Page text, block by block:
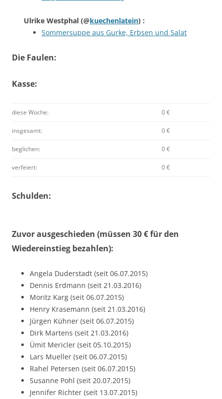
Ulrike Westphal (@kuechenlatein) :
Sommersuppe aus Gurke, Erbsen und Salat
Die Faulen:
Kasse:
diese Woche: 0 €
insgesamt: 0 €
beglichen: 0 €
verfeiert: 0 €
Schulden:
Zuvor ausgeschieden (müssen 30 € für den
Wiedereinstieg bezahlen):
Angela Duderstadt (seit 06.07.2015)
Dennis Erdmann (seit 21.03.2016)
Moritz Karg (seit 06.07.2015)
Henry Krasemann (seit 21.03.2016)
Jürgen Kühner (seit 06.07.2015)
Dirk Martens (seit 21.03.2016)
Ümit Mericler (seit 05.10.2015)
Lars Mueller (seit 06.07.2015)
Rahel Petersen (seit 06.07.2015)
Susanne Pohl (seit 20.07.2015)
Jennifer Richter (seit 13.07.2015)